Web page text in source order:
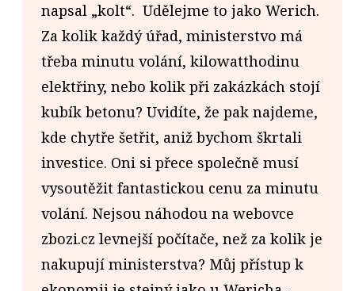
napsal „kolt“. Udělejme to jako Werich.
Za kolik každý úřad, ministerstvo má
třeba minutu volání, kilowatthodinu
elektřiny, nebo kolik při zakázkách stojí
kubík betonu? Uvidíte, že pak najdeme,
kde chytře šetřit, aniž bychom škrtali
investice. Oni si přece společně musí
vysoutěžit fantastickou cenu za minutu
volání. Nejsou náhodou na webovce
zbozi.cz levnejší počítače, než za kolik je
nakupují ministerstva? Můj přístup k